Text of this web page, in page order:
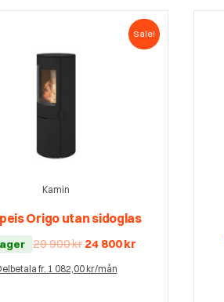
Sale!
Kamin
Origo utan sidoglas
29 900kr Det
ursprungliga
priset
var:
24 800kr
fr. 1 082,00 kr/mån